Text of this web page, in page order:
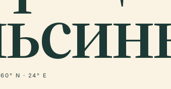
60° N · 24° E